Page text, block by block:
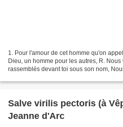
1. Pour l'amour de cet homme qu'on
Dieu, un homme pour les autres, R. Nous
rassemblés devant toi sous son nom,
Salve virilis pectoris (à
Jeanne d'Arc